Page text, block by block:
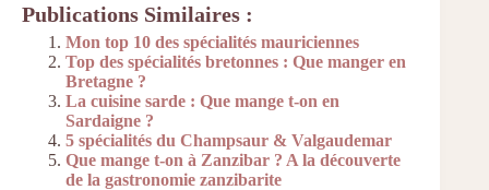
Publications Similaires :
Mon top 10 des spécialités mauriciennes
Top des spécialités bretonnes : Que manger en
Bretagne ?
La cuisine sarde : Que mange t-on en
Sardaigne ?
5 spécialités du Champsaur & Valgaudemar
Que mange t-on à Zanzibar ? A la découverte
de la gastronomie zanzibarite